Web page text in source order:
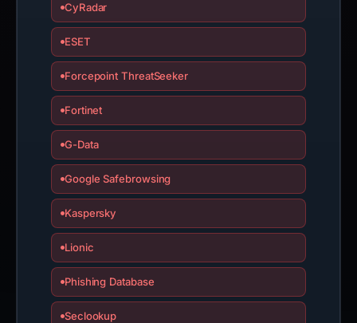
CyRadar
ESET
Forcepoint ThreatSeeker
Fortinet
G-Data
Google Safebrowsing
Kaspersky
Lionic
Phishing Database
Seclookup